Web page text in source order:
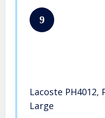
9
Lacoste PH4012,
Large